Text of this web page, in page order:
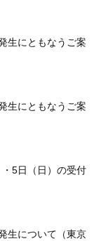
生にともなうご案
生にともなうご案
5日（日）の受付
生について（東京